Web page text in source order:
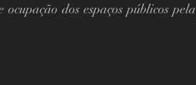
dos espaços públicos pela